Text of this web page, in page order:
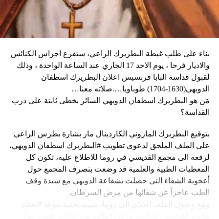
سياسي للحرب في أوكرانيا. وأيّد «هدنة أولمبية» دعا إليها
ماكرون لمناسبة أولمبياد باريس هذا الصيف.
نداء الوطن
وقال دارين: “المواطنون في حالة رعب، على الرغم من أن
زعيم العصابة جيمي شيريزير دعا المواطنين إلى عدم الخوف
عندما رأوا عصابته تحمل أسلحة، وقال إنهم يريدون فقط الإطاحة
وحاولت مجموعة من أفراد العصابات المدججين بالسلاح، يوم
الإثنين، السيطرة على مطار توسان لوفرتور الدولي، الأكبر في
البلاد، وتبادلوا إطلاق النار مع الشرطة والجنود، مما أدى إلى
إلغاء جميع الرحلات الداخلية والدولية.
ألف شخص من منازلهم منذ عطلة نهاية الأسبوع بسبب أعمال
العنف.
وقال رجل من هايتي يدعى نيكولا لوكالة رويترز للأنباء: “أجبرتنا
العصابات المسلحة على ترك منازلنا. دمروا بيوتنا ونحن الآن في
بناء على طلب غبطة البطريرك الراعي، ستقرع اجراس الكنائس
والاديار فرحا ، يوم الاحد 17 الجاري عند الساعة الواحدة ، وذلك
لقبول قداسة البابا فرنسيس اعلان البطريرك اسطفان
الدويهي(1630-1704) طوباويا….صلاته معنا…
مَن هو البطريرك اسطفان الدويهي السائر بخطى ثابتة على درب
القداسة؟
بتوقيع البطريرك الماروني الكاردينال مار بشارة بطرس الراعي
على الملف الملحق لدعوى تطويب #البطريرك اسطفان الدويهي،
لرفعه الى مجمع القديسي في روما للاطلاع عليه، تكون كل
المعطيات الطبية والعلمية قد وضعت بتصرف المجمع حول
أعجوبة الشفاء التي حصلت بشفاعة الدويهي مع سيدة وقف
الطب عاجزاً عن شفائها من مرض السرطان.
ومع وصول الملف الجدّي الى روما، سيتم تحديد موعد لانعقاد